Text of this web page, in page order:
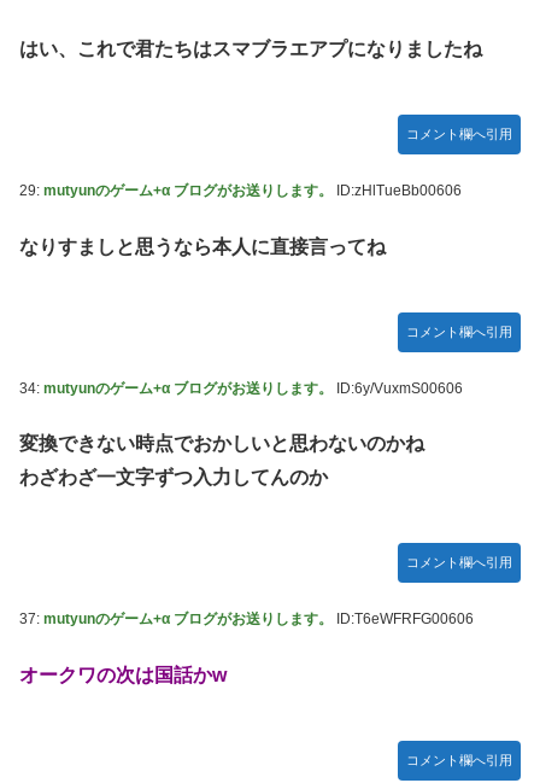
る意味なのでは？」
国の恥だ」「2002年まで疑う価値がある」「国民や国が築
いた国格をサッカー選手が足で蹴り飛ばすね」
熊本県知事の要請をガン無視したTBS、避難所に取材班が押
【セクシー】人気美人声優、太ももチラリｗｗｗｗｗｗｗｗ
「私達が原爆ドーム前をあけ渡せば核戦争が始まってしま
う」と訴える市民団体、それを聞いた被爆3世の人が……
池田瑛紗ちゃんが｢真珠の耳飾りの少女｣の魅力を語る！！！
【朗報】山﨑愛生「けんぱなぱっぱぱん！」←
はい、これで君たちはスマブラエアプになりましたね
コメント欄へ引用
29: mutyunのゲーム+α ブログがお送りします。 ID:zHlTueBb00606
なりすましと思うなら本人に直接言ってね
コメント欄へ引用
34: mutyunのゲーム+α ブログがお送りします。 ID:6y/VuxmS00606
変換できない時点でおかしいと思わないのかね
わざわざ一文字ずつ入力してんのか
コメント欄へ引用
37: mutyunのゲーム+α ブログがお送りします。 ID:T6eWFRFG00606
オークワの次は国話かw
コメント欄へ引用